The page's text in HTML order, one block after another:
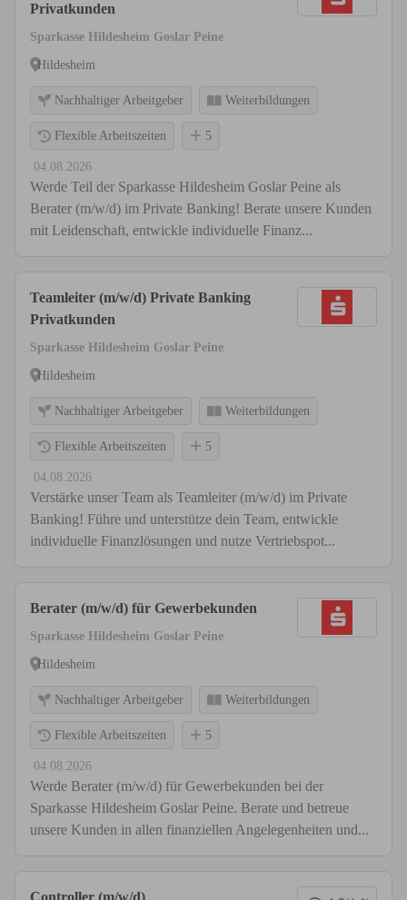
Privatkunden
Sparkasse Hildesheim Goslar Peine
Hildesheim
Nachhaltiger Arbeitgeber Weiterbildungen
Flexible Arbeitszeiten 5
04.08.2026
Werde Teil der Sparkasse Hildesheim Goslar Peine als
Berater (m/w/d) im Private Banking! Berate unsere Kunden
mit Leidenschaft, entwickle individuelle Finanz...
Teamleiter (m/w/d) Private Banking
Privatkunden
Sparkasse Hildesheim Goslar Peine
Hildesheim
Nachhaltiger Arbeitgeber Weiterbildungen
Flexible Arbeitszeiten 5
04.08.2026
Verstärke unser Team als Teamleiter (m/w/d) im Private
Banking! Führe und unterstütze dein Team, entwickle
individuelle Finanzlösungen und nutze Vertriebspot...
Berater (m/w/d) für Gewerbekunden
Sparkasse Hildesheim Goslar Peine
Hildesheim
Nachhaltiger Arbeitgeber Weiterbildungen
Flexible Arbeitszeiten 5
04.08.2026
Werde Berater (m/w/d) für Gewerbekunden bei der
Sparkasse Hildesheim Goslar Peine. Berate und betreue
unsere Kunden in allen finanziellen Angelegenheiten und...